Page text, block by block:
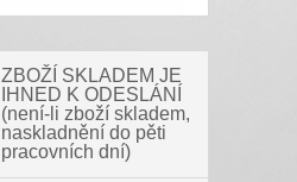
ZBOŽÍ SKLADEM JE
IHNED K ODESLÁNÍ
(není-li zboží skladem,
naskladnění do pěti
pracovních dní)